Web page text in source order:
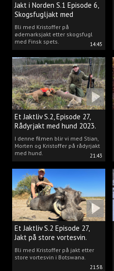
14:45
Jakt i Norden S.1 Episode 6,
Skogsfugljakt med
spetshund.
Bli med Kristoffer på
ødemarksjakt etter skogsfugl
med Finsk spets.
21:43
Et Jaktliv S.2, Episode 27,
Rådyrjakt med hund 2023.
I denne filmen blir vi med Stian,
Morten og Kristoffer på rådyrjakt
med hund.
21:58
Et Jaktliv S.2 Episode 27,
Jakt på store vortesvin.
Bli med Kristoffer på jakt etter
store vortesvin i Botswana.